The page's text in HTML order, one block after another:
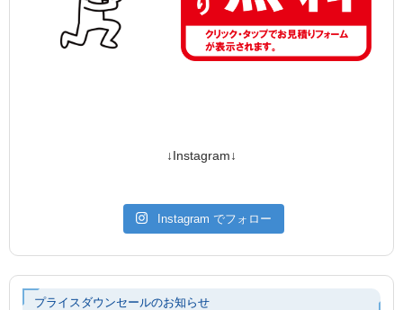
↓Instagram↓
Instagram でフォロー
プライスダウンセールのお知らせ